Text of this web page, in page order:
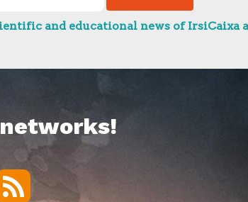
and educational news of IrsiCaixa
RSS